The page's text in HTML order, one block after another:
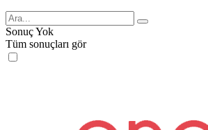
Sonuç Yok
Tüm sonuçları gör